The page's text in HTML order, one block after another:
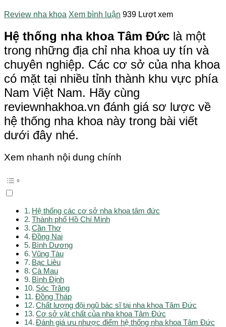
Review nha khoa Xem bình luận 939 Lượt xem
Hệ thống nha khoa Tâm Đức là một
trong những địa chỉ nha khoa uy tín và
chuyên nghiệp. Các cơ sở của nha khoa
có mặt tại nhiều tỉnh thành khu vực phía
Nam Việt Nam. Hãy cùng
reviewnhakhoa.vn đánh giá sơ lược về
hệ thống nha khoa này trong bài viết
dưới đây nhé.
Xem nhanh nội dung chính
Hệ thống các cơ sở nha khoa tâm đức
Thành phố Hồ Chí Minh
Cần Thơ
Đồng Nai
Bình Dương
Vũng Tàu
Bạc Liêu
Cà Mau
Bình Định
Sóc Trăng
Đồng Tháp
Chất lượng đội ngũ bác sĩ tại nha khoa Tâm Đức
Cơ sở vật chất của nha khoa Tâm Đức
Đánh giá ưu nhược điểm hệ thống nha khoa Tâm Đức